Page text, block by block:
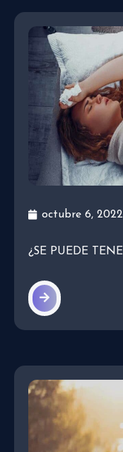
octubre 6, 2022
¿SE PUEDE